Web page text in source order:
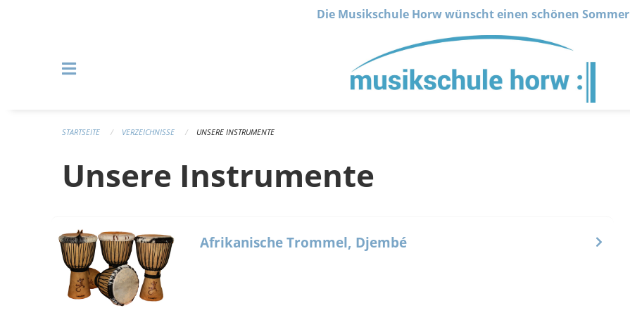
Die Musikschule Horw wünscht einen schönen Sommer
STARTSEITE VERZEICHNISSE UNSERE INSTRUMENTE
Unsere Instrumente
Afrikanische Trommel, Djembé